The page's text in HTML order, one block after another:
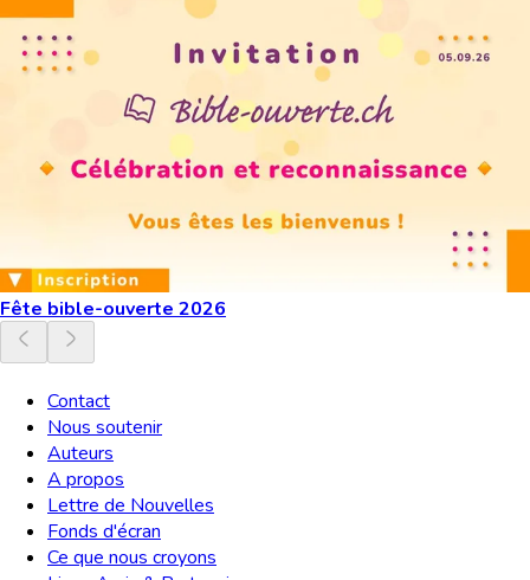
Fête bible-ouverte 2026
Contact
Nous soutenir
Auteurs
A propos
Lettre de Nouvelles
Fonds d'écran
Ce que nous croyons